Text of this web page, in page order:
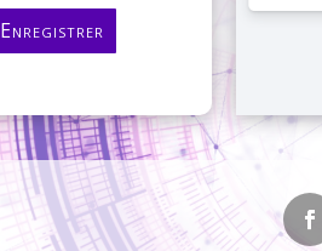
Enregistrer